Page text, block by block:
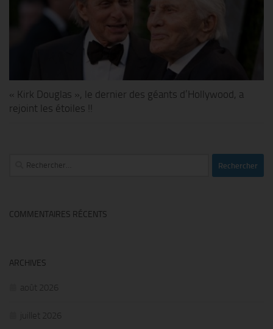
« Kirk Douglas », le dernier des géants d’Hollywood, a
rejoint les étoiles !!
Rechercher :
COMMENTAIRES RÉCENTS
ARCHIVES
août 2026
juillet 2026